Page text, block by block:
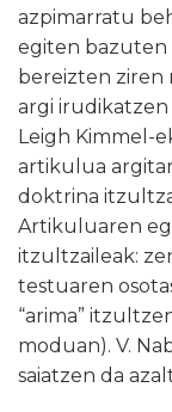
azpimarratu
egiten bazuten
bereizten ziren
argi
Leigh Kimmel-
artikulua
doktrina
Artikuluaren
itzultzaileak:
testuaren
“arima”
moduan). V.
saiatzen da